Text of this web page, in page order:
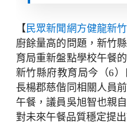
【民眾新聞網方健龍新
廚餘量高的問題，新竹
育局重新盤點學校午餐
新竹縣府教育局今（6
長楊郡慈偕同相關人員
午餐，議員吳旭智也親
對未來午餐品質穩定提出